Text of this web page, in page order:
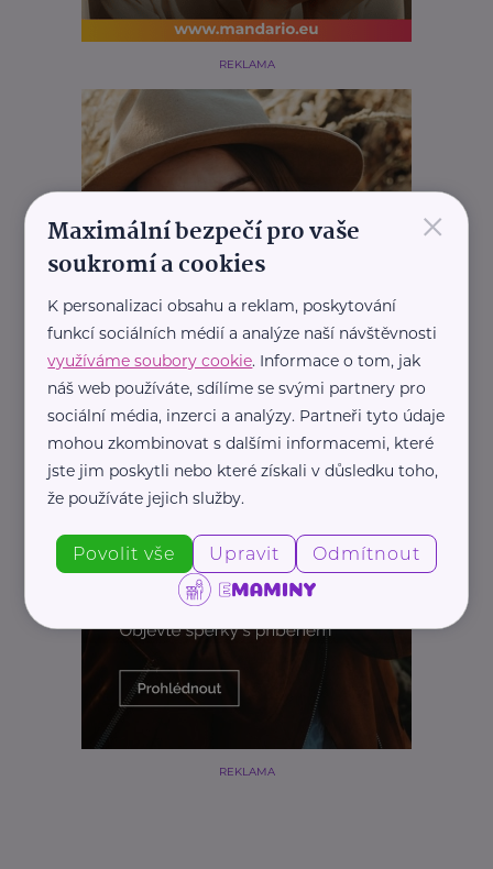
REKLAMA
REKLAMA
×
Maximální bezpečí pro vaše
soukromí a cookies
K personalizaci obsahu a reklam, poskytování
funkcí sociálních médií a analýze naší návštěvnosti
využíváme soubory cookie. Informace o tom, jak
náš web používáte, sdílíme se svými partnery pro
sociální média, inzerci a analýzy. Partneři tyto údaje
mohou zkombinovat s dalšími informacemi, které
jste jim poskytli nebo které získali v důsledku toho,
že používáte jejich služby.
Povolit vše Upravit Odmítnout